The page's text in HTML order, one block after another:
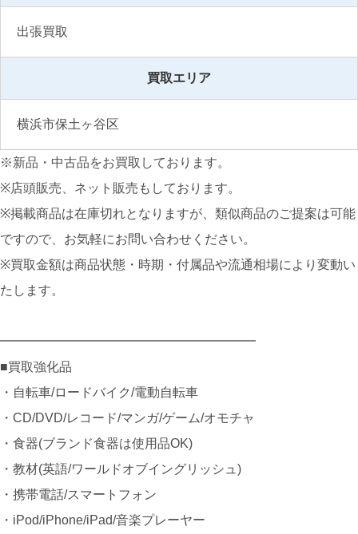
出張買取
買取エリア
横浜市保土ヶ谷区
※新品・中古品をお買取しております。
※店頭販売、ネット販売もしております。
※掲載商品は在庫切れとなりますが、類似商品のご提案は可能
ですので、お気軽にお問い合わせください。
※買取金額は商品状態・時期・付属品や流通相場により変動い
たします。
━━━━━━━━━━━━━━━━━━━━
■買取強化品
・自転車/ロードバイク/電動自転車
・CD/DVD/レコード/マンガ/ゲーム/オモチャ
・食器(ブランド食器は使用品OK)
・教材(英語/ワールドオブイングリッシュ)
・携帯電話/スマートフォン
・iPod/iPhone/iPad/音楽プレーヤー